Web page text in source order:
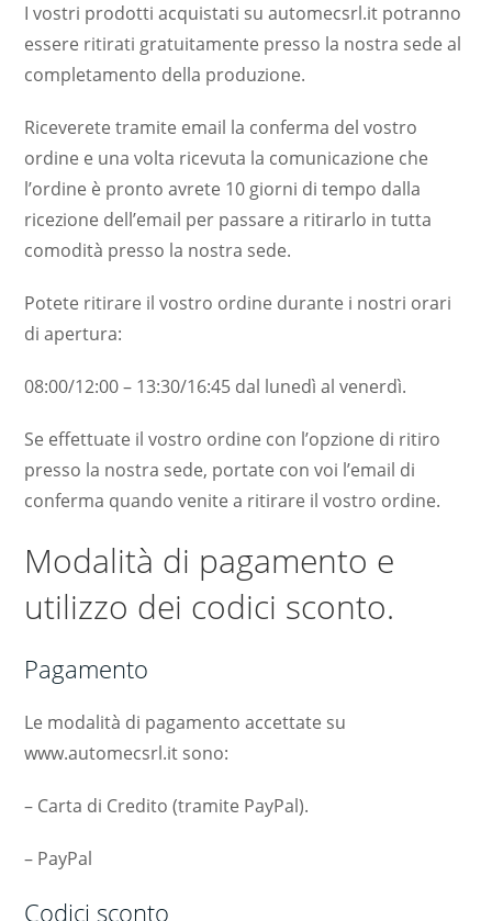
I vostri prodotti acquistati su automecsrl.it potranno
essere ritirati gratuitamente presso la nostra sede al
completamento della produzione.
Riceverete tramite email la conferma del vostro
ordine e una volta ricevuta la comunicazione che
l’ordine è pronto avrete 10 giorni di tempo dalla
ricezione dell’email per passare a ritirarlo in tutta
comodità presso la nostra sede.
Potete ritirare il vostro ordine durante i nostri orari
di apertura:
08:00/12:00 – 13:30/16:45 dal lunedì al venerdì.
Se effettuate il vostro ordine con l’opzione di ritiro
presso la nostra sede, portate con voi l’email di
conferma quando venite a ritirare il vostro ordine.
Modalità di pagamento e
utilizzo dei codici sconto.
Pagamento
Le modalità di pagamento accettate su
www.automecsrl.it sono:
– Carta di Credito (tramite PayPal).
– PayPal
Codici sconto